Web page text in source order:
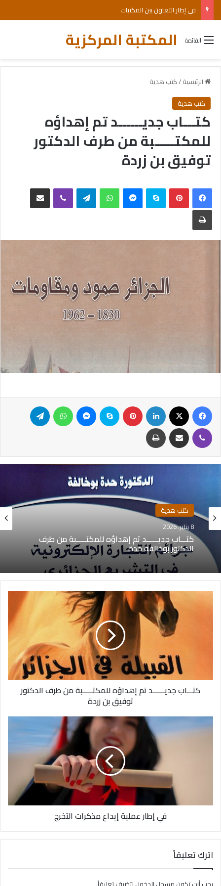
في إطار التعاون بين المكتبات
المكتبة المركزية القائمة
الرئيسية/كتب هدية
كتب هدية
كتـــاب جديــــــد تم إهداؤه
للمكتـــــبة من طرف الدكتور
توفيق بن زردة
كتب هدية
8 يناير، 2026
كتـــاب جديــــــد تم إهداؤه للمكتـــــبة من طرف
الدكتور بوخالفة حدة
كتـــاب جديــــــد تم إهداؤه للمكتـــــبة من طرف الدكتور
توفيق بن زردة
في إطار عملية إيداع مذكرات التخرج
اترك تعليقاً